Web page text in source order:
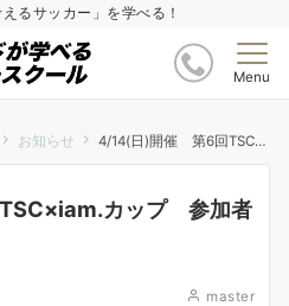
るサッカー」を学べる！
Menu
お知らせ 4/14(日)開催 第6回TSC×iam.カップ 参加者募集のお知らせ
カップ 参加者
master